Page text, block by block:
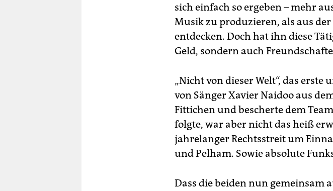
sich einfach so ergeben – mehr
Musik zu produzieren, als aus
entdecken. Doch hat ihn diese
Geld, sondern auch
„Nicht von dieser Welt“, das
von Sänger Xavier Naidoo aus
Fittichen und bescherte dem
folgte, war aber nicht das heiß
jahrelanger Rechtsstreit um
und Pelham. Sowie absolute
Dass die beiden nun gemeinsam